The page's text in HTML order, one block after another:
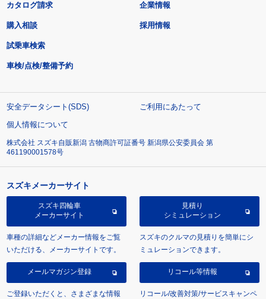
カタログ請求
購入相談
試乗車検索
車検/点検/整備予約
企業情報
採用情報
安全データシート(SDS)
ご利用にあたって
個人情報について
株式会社 スズキ自販新潟 古物商許可証番号 新潟県公安委員会 第
461190001578号
スズキメーカーサイト
スズキ四輪車
メーカーサイト
車種の詳細などメーカー情報をご覧
いただける、メーカーサイトです。
見積り
シミュレーション
スズキのクルマの見積りを簡単にシ
ミュレーションできます。
メールマガジン登録
ご登録いただくと、さまざまな情報
リコール等情報
リコール/改善対策/サービスキャンペ